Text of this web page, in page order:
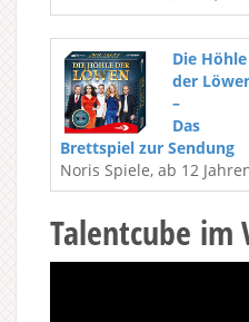
Die Höhle
der
–
Das
Brettspiel zur Sendung
Noris Spiele, ab 12
Talentcube im